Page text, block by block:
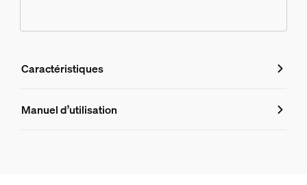
Caractéristiques
Caractéristiques
Manuel d’utilisation